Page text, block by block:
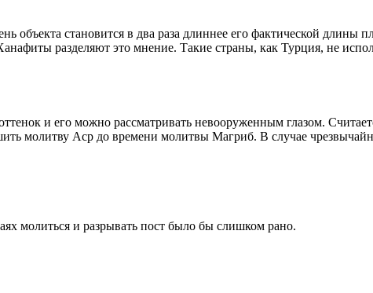
объекта становится в два раза длиннее его фактической длины
разделяют это мнение. Такие страны, как Турция, не
и его можно рассматривать невооруженным глазом.
молитву Аср до времени молитвы Магриб. В случае
молиться и разрывать пост было бы слишком рано.